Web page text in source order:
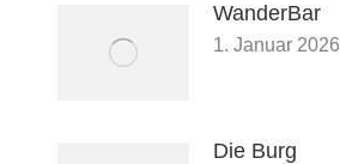
WanderBar
1. Januar 2026
Die Burg